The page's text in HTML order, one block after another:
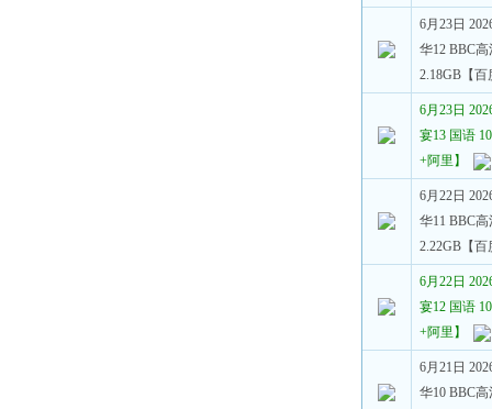
6月23日
华12 BBC高
2.18GB【百
6月23日
宴13 国语
+阿里】
6月22日
华11 BBC高
2.22GB【百
6月22日
宴12 国语
+阿里】
6月21日
华10 BBC高